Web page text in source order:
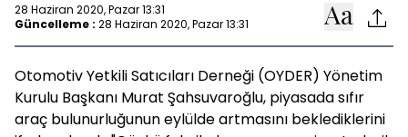
28 Haziran 2020, Pazar 13:31
Güncelleme : 28 Haziran 2020, Pazar 13:31
Otomotiv Yetkili Satıcıları Derneği (OYDER) Yönetim
Kurulu Başkanı Murat Şahsuvaroğlu, piyasada sıfır
araç bulunurluğunun eylülde artmasını beklediklerini